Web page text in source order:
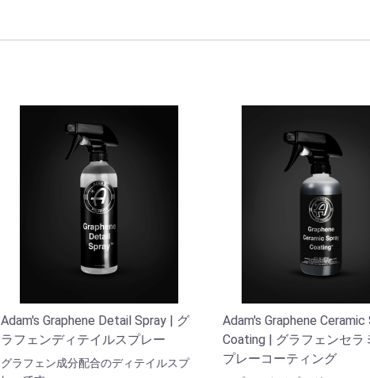
Adam's Graphene Detail Spray | グ
ラフェンディテイルスプレー
グラフェン成分配合のディテイルスプ
Adam's Graphene Ceramic
Coating | グラフェンセラ
プレーコーティング